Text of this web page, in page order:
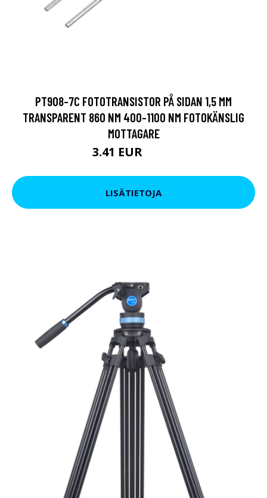
PT908-7C FOTOTRANSISTOR PÅ SIDAN 1,5 MM
TRANSPARENT 860 NM 400-1100 NM FOTOKÄNSLIG
MOTTAGARE
3.41 EUR
LISÄTIETOJA